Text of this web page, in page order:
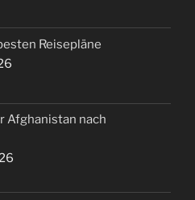
Reisepläne
Afghanistan nach